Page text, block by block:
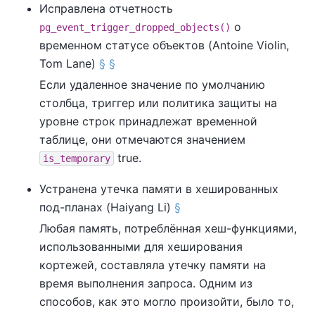
Исправлена отчетность
pg_event_trigger_dropped_objects() о
временном статусе объектов (Antoine Violin,
Tom Lane) § §
Если удаленное значение по умолчанию
столбца, триггер или политика защиты на
уровне строк принадлежат временной
таблице, они отмечаются значением
is_temporary true.
Устранена утечка памяти в хешированных
под-планах (Haiyang Li) §
Любая память, потреблённая хеш-функциями,
использованными для хеширования
кортежей, составляла утечку памяти на
время выполнения запроса. Одним из
способов, как это могло произойти, было то,